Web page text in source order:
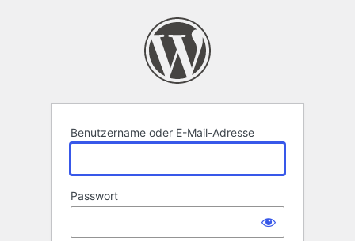
Benutzername oder E-Mail-Adresse
Passwort